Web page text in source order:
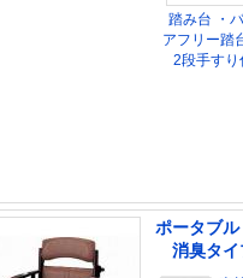
踏み台 ・
アフリー踏
2段手すり
ポータブ
消臭タイ